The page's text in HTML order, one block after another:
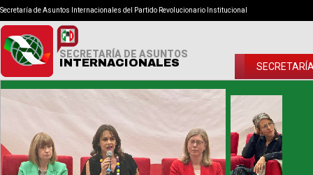
Secretaría de Asuntos Internacionales del Partido Revolucionario Institucional
SECRETARÍA DE ASUNTOS
INTERNACIONALES